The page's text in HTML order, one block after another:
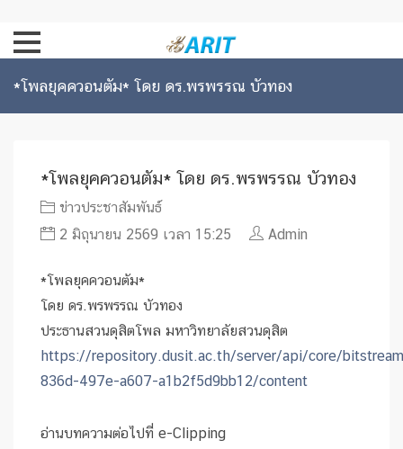
*โพลยุคควอนตัม* โดย ดร.พรพรรณ บัวทอง
*โพลยุคควอนตัม* โดย ดร.พรพรรณ บัวทอง
ข่าวประชาสัมพันธ์
2 มิถุนายน 2569 เวลา 15:25
Admin
*โพลยุคควอนตัม*
โดย ดร.พรพรรณ บัวทอง
ประธานสวนดุสิตโพล มหาวิทยาลัยสวนดุสิต
https://repository.dusit.ac.th/server/api/core/
836d-497e-a607-a1b2f5d9bb12/content
อ่านบทความต่อไปที่ e-Clipping